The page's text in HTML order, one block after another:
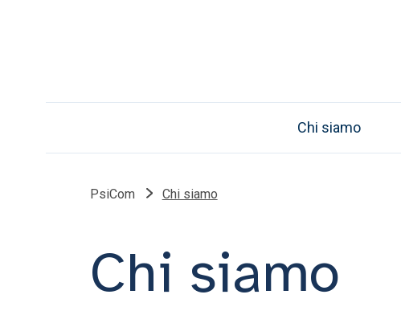
Chi siamo
PsiCom Chi siamo
Chi siamo